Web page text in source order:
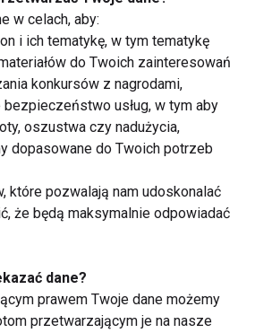
Żyj zdrowo
w celach, aby:
i ich tematykę, w tym tematykę
do Twoich zainteresowań
konkursów z nagrodami,
usług, w tym aby
oszustwa czy nadużycia,
dopasowane do Twoich potrzeb
które pozwalają nam udoskonalać
że będą maksymalnie odpowiadać
dane?
prawem Twoje dane możemy
przetwarzającym je na nasze